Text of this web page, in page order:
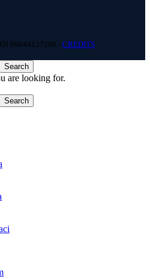
69644127206 - CREDITS
Search
are looking for.
Search